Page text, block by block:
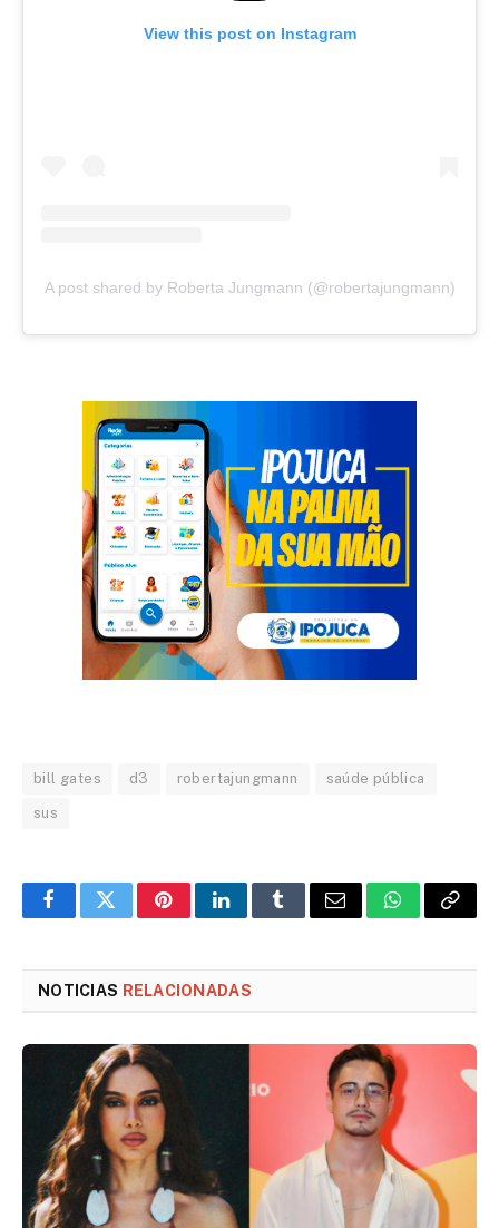
View this post on Instagram
A post shared by Roberta Jungmann (@robertajungmann)
bill gates d3 robertajungmann saúde pública
sus
FacebookTwitterPinterestLinkedInTumblrEmail WhatsApp
Copy
NOTICIAS RELACIONADAS